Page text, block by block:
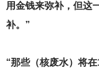
用金钱来弥补，但这
补。”
“那些（核废水）将